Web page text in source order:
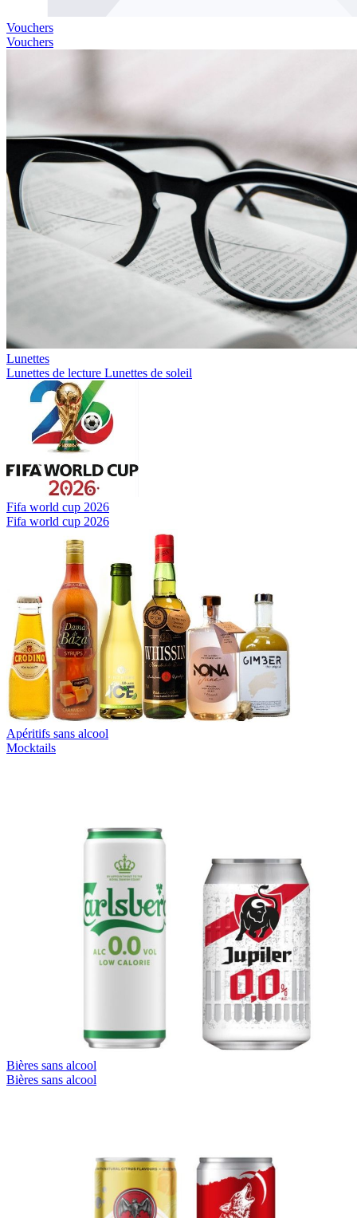
Vouchers
Vouchers
Lunettes
Lunettes de lecture Lunettes de soleil
Fifa world cup 2026
Fifa world cup 2026
Apéritifs sans alcool
Mocktails
Bières sans alcool
Bières sans alcool